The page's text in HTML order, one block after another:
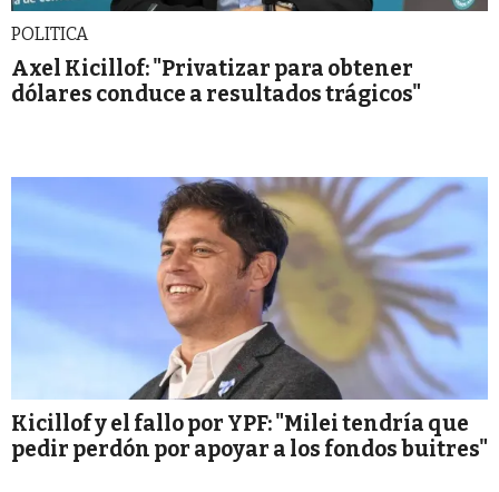
POLITICA
Axel Kicillof: "Privatizar para obtener
dólares conduce a resultados trágicos"
Kicillof y el fallo por YPF: "Milei tendría que
pedir perdón por apoyar a los fondos buitres"